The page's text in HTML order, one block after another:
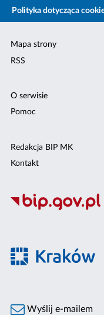
Polityka dotycząca
Mapa strony
RSS
O serwisie
Pomoc
Redakcja BIP MK
Kontakt
Wyślij e-mailem